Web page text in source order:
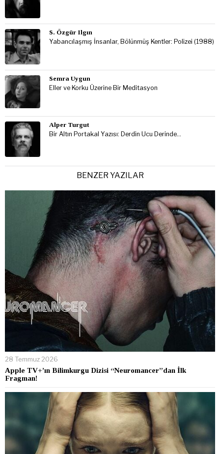
S. Özgür Ilgın
Yabancılaşmış İnsanlar, Bölünmüş Kentler: Polizei (1988)
Semra Uygun
Eller ve Korku Üzerine Bir Meditasyon
Alper Turgut
Bir Altın Portakal Yazısı: Derdin Ucu Derinde…
BENZER YAZILAR
28 Temmuz 2026
Apple TV+’ın Bilimkurgu Dizisi “Neuromancer”dan İlk
Fragman!